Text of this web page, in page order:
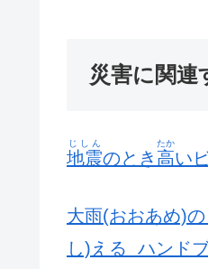
災害に関連
地震
じしん
のとき 高
たか
い
大雨(おおあめ)
し)える ハンド